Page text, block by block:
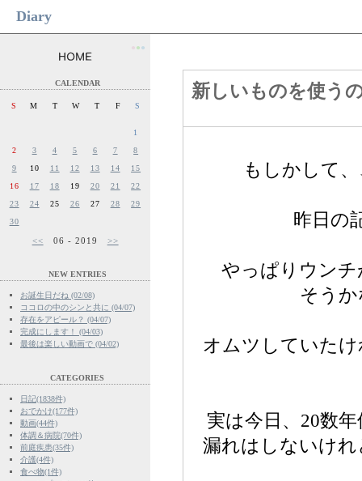
Diary
新しいものを使う
もしかして
昨日の
やっぱりウン
そう
オムツしていた
実は今日、20数
漏れはしないけ
●●
CALENDAR
S M T W T F S
1
2
3 4 5 6 7
8
9
10 11 12 13 14
15
16
17 18 19 20 21
22
23
24 25 26 27 28
29
30
<< 06 - 2019 >>
NEW ENTRIES
お誕生日だね (02/08)
ココロの中のシンと共に (04/07)
存在をアピール？ (04/07)
完成にします！ (04/03)
最後は楽しい動画で (04/02)
CATEGORIES
日記(1838件)
おでかけ(177件)
動画(44件)
体調＆病院(70件)
前庭疾患(35件)
介護(4件)
食べ物(1件)